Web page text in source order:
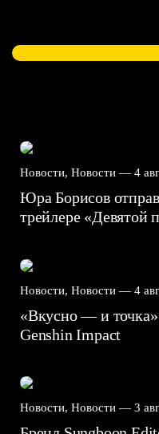
Новости, Новости — 4
Юра Борисов
трейлере «Девятой
Новости, Новости — 4
«Вкусно — и
Genshin Impact⁠⁠
Новости, Новости — 3